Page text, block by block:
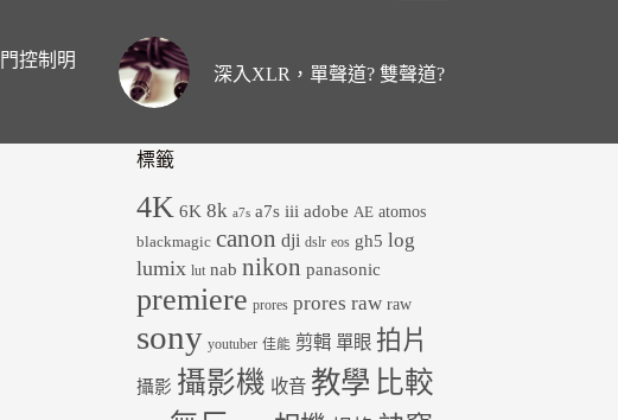
控制明
深入XLR，單聲道? 雙聲道?
標籤
4K 6K 8k a7s a7s iii adobe AE atomos
blackmagic canon dji dslr eos gh5 log
lumix lut nab nikon panasonic
premiere prores prores raw raw
sony youtuber 佳能 剪輯 單眼 拍片
攝影 攝影機 收音 教學 比較